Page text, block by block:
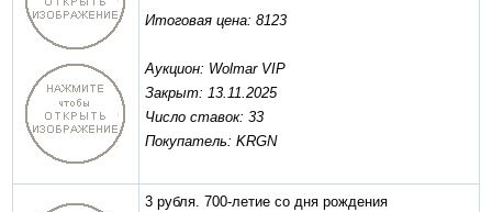
Итоговая цена: 8123
Аукцион: Wolmar VIP
Закрыт: 13.11.2025
Число ставок: 33
Покупатель: KRGN
3 рубля. 700-летие со дня рождения